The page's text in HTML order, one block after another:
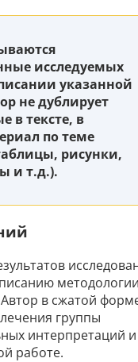
исследуемых
указанной
не дублирует
в тексте, в
по теме
рисунки,
и т.д.).
в сжатой
группы
интерпретаций и
работе.